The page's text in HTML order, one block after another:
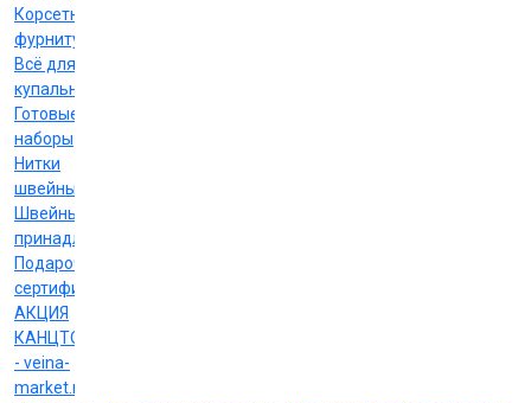
Корсетная
фурнитура
Всё для
купальников
Готовые
наборы
Нитки
швейные
Швейные
принадлежности
Подарочные
сертификаты
АКЦИЯ
КАНЦТОВАРЫ
- veina-
market.ru